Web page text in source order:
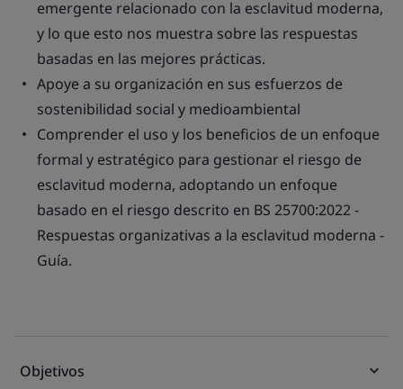
emergente relacionado con la esclavitud moderna,
y lo que esto nos muestra sobre las respuestas
basadas en las mejores prácticas.
Apoye a su organización en sus esfuerzos de
sostenibilidad social y medioambiental
Comprender el uso y los beneficios de un enfoque
formal y estratégico para gestionar el riesgo de
esclavitud moderna, adoptando un enfoque
basado en el riesgo descrito en BS 25700:2022 -
Respuestas organizativas a la esclavitud moderna -
Guía.
Objetivos